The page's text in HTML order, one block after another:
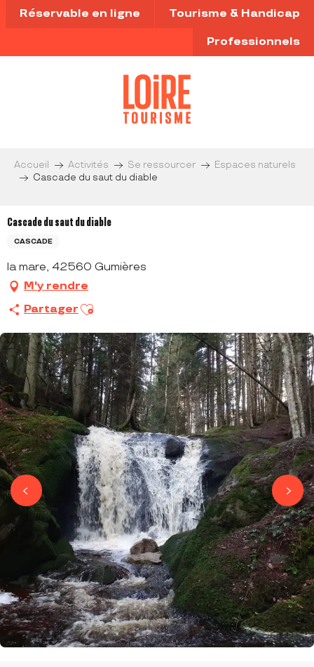
Aller
au
principal
Réservable en ligne Tourisme & Handicap
Professionnels
Accueil Activités Se ressourcer
Espaces naturels
Cascade du saut du diable
Cascade du saut du diable
CASCADE
la mare, 42560 Gumières
M'y rendre
Partager Ajouter aux favoris